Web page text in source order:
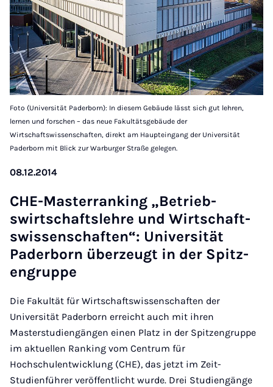
Foto (Universität Paderborn): In diesem Gebäude lässt sich gut lehren,
lernen und forschen – das neue Fakultätsgebäude der
Wirtschaftswissenschaften, direkt am Haupteingang der Universität
Paderborn mit Blick zur Warburger Straße gelegen.
08.12.2014
CHE-Mas­ter­rank­ing „Be­trieb­
swirtschaftslehre und Wirtschaft­
swis­senschaften“: Uni­versität
Pader­born überzeugt in der Spitz­
en­gruppe
Die Fakultät für Wirtschaftswissenschaften der
Universität Paderborn erreicht auch mit ihren
Masterstudiengängen einen Platz in der Spitzengruppe
im aktuellen Ranking vom Centrum für
Hochschulentwicklung (CHE), das jetzt im Zeit-
Studienführer veröffentlicht wurde. Drei Studiengänge